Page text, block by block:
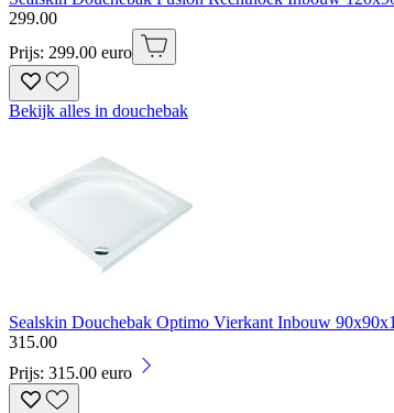
299.00
Prijs: 299.00 euro
Bekijk alles in douchebak
Sealskin Douchebak Optimo Vierkant Inbouw
315.00
Prijs: 315.00 euro